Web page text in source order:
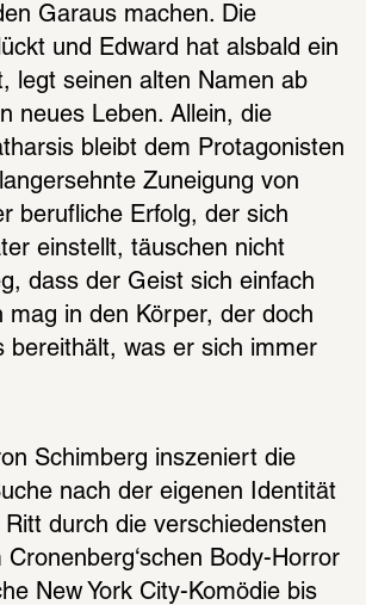
Garaus machen. Die
und Edward hat alsbald ein
legt seinen alten Namen ab
neues Leben. Allein, die
bleibt dem Protagonisten
Zuneigung von
berufliche Erfolg, der sich
einstellt, täuschen nicht
dass der Geist sich einfach
mag in den Körper, der doch
bereithält, was er sich immer
Schimberg inszeniert die
nach der eigenen Identität
durch die verschiedensten
Body-Horror
New York City-Komödie bis